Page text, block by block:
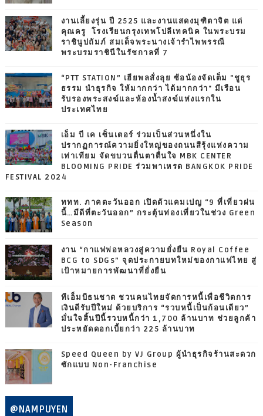
งานเลี้ยงรุ่น ปี 2525 และงานแสดงมุฑิตาจิต แด่
คุณครู โรงเรียนกรุงเทพโปลีเทคนิค ในพระบรม
ราชินูปถัมภ์ สมเด็จพระนางเจ้ารำไพพรรณี
พระบรมราชินีในรัชกาลที่ 7
“PTT STATION” เฮียพลสั่งลุย ซ้อน้องจัดเต็ม "ชูธุร
ธรรม นำธุรกิจ ให้มากกว่า ได้มากกว่า" มีเรือน
รับรองพระสงฆ์และห้องน้ำสงฆ์แห่งแรกใน
ประเทศไทย
เอ็ม บี เค เซ็นเตอร์ ร่วมเป็นส่วนหนึ่งใน
ปรากฏการณ์ความยิ่งใหญ่ของถนนสีรุ้งแห่งความ
เท่าเทียม จัดขบวนตื่นตาตื่นใจ MBK CENTER
BLOOMING PRIDE ร่วมพาเหรด BANGKOK PRIDE
FESTIVAL 2024
ททท. ภาคตะวันออก เปิดตัวแคมเปญ “9 ที่เที่ยวฝน
นี้…มีดีที่ตะวันออก” กระตุ้นท่องเที่ยวในช่วง Green
Season
งาน “กาแฟพ่อหลวงสู่ความยั่งยืน Royal Coffee
BCG to SDGs” จุดประกายบทใหม่ของกาแฟไทย สู่
เป้าหมายการพัฒนาที่ยั่งยืน
ทีเอ็มบีธนชาต ชวนคนไทยจัดการหนี้เพื่อชีวิตการ
เงินดีรับปีใหม่ ด้วยบริการ “รวบหนี้เป็นก้อนเดียว”
มั่นใจสิ้นปีนี้รวบหนี้กว่า 1,700 ล้านบาท ช่วยลูกค้า
ประหยัดดอกเบี้ยกว่า 225 ล้านบาท
Speed Queen by VJ Group ผู้นำธุรกิจร้านสะดวก
ซักแบบ Non-Franchise
@NAMPUYEN